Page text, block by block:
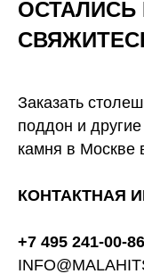
Заказать
поддон и другие
камня в Москве
КОНТАКТНАЯ
+7 495 241-00-86